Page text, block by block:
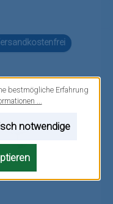
bestmögliche Erfahrung
...
notwendige